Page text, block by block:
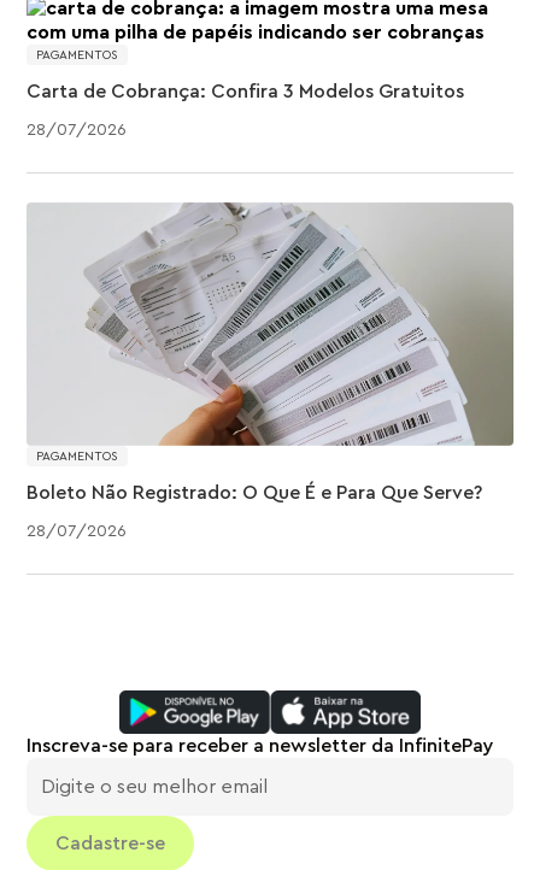
PAGAMENTOS
28 /07/2026
Carta de Cobrança: Confira 3 Modelos Gratuitos
PAGAMENTOS
28 /07/2026
Boleto Não Registrado: O Que É e Para Que Serve?
Inscreva-se para receber a newsletter da InfinitePay